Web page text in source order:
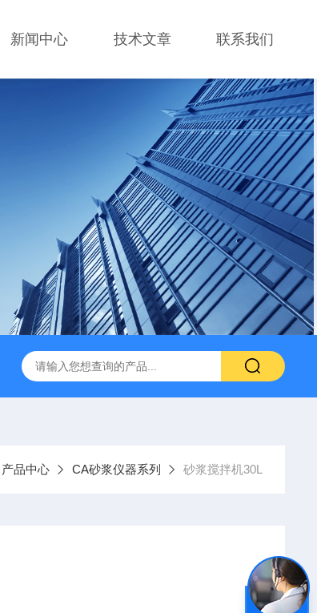
新闻中心 技术文章 联系我们
泌水率试验容量筒试验方法 生石灰浆渣测定仪
产品中心 CA砂浆仪器系列 砂浆搅拌机30L